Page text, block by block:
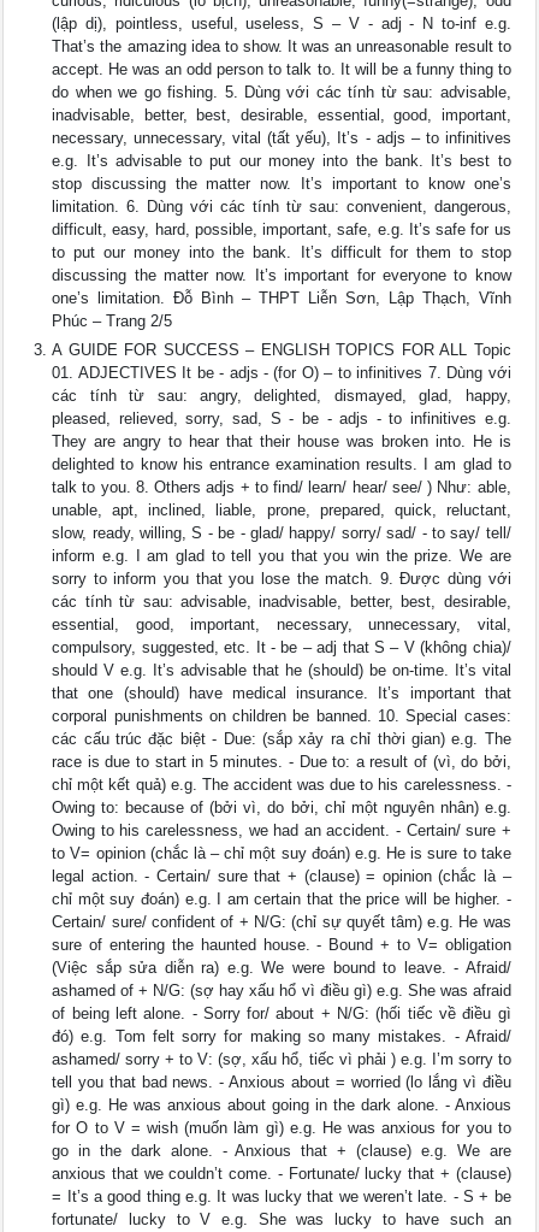
(lập dị), pointless, useful, useless, S – V - adj - N to-inf e.g.
That’s the amazing idea to show. It was an unreasonable result to
accept. He was an odd person to talk to. It will be a funny thing to
do when we go fishing. 5. Dùng với các tính từ sau: advisable,
inadvisable, better, best, desirable, essential, good, important,
necessary, unnecessary, vital (tất yếu), It’s - adjs – to infinitives
e.g. It’s advisable to put our money into the bank. It’s best to
stop discussing the matter now. It’s important to know one’s
limitation. 6. Dùng với các tính từ sau: convenient, dangerous,
difficult, easy, hard, possible, important, safe, e.g. It’s safe for us
to put our money into the bank. It’s difficult for them to stop
discussing the matter now. It’s important for everyone to know
one’s limitation. Đỗ Bình – THPT Liễn Sơn, Lập Thạch, Vĩnh
Phúc – Trang 2/5
A GUIDE FOR SUCCESS – ENGLISH TOPICS FOR ALL Topic
01. ADJECTIVES It be - adjs - (for O) – to infinitives 7. Dùng với
các tính từ sau: angry, delighted, dismayed, glad, happy,
pleased, relieved, sorry, sad, S - be - adjs - to infinitives e.g.
They are angry to hear that their house was broken into. He is
delighted to know his entrance examination results. I am glad to
talk to you. 8. Others adjs + to find/ learn/ hear/ see/ ) Như: able,
unable, apt, inclined, liable, prone, prepared, quick, reluctant,
slow, ready, willing, S - be - glad/ happy/ sorry/ sad/ - to say/ tell/
inform e.g. I am glad to tell you that you win the prize. We are
sorry to inform you that you lose the match. 9. Được dùng với
các tính từ sau: advisable, inadvisable, better, best, desirable,
essential, good, important, necessary, unnecessary, vital,
compulsory, suggested, etc. It - be – adj that S – V (không chia)/
should V e.g. It’s advisable that he (should) be on-time. It’s vital
that one (should) have medical insurance. It’s important that
corporal punishments on children be banned. 10. Special cases:
các cấu trúc đặc biệt - Due: (sắp xảy ra chỉ thời gian) e.g. The
race is due to start in 5 minutes. - Due to: a result of (vì, do bởi,
chỉ một kết quả) e.g. The accident was due to his carelessness. -
Owing to: because of (bởi vì, do bởi, chỉ một nguyên nhân) e.g.
Owing to his carelessness, we had an accident. - Certain/ sure +
to V= opinion (chắc là – chỉ một suy đoán) e.g. He is sure to take
legal action. - Certain/ sure that + (clause) = opinion (chắc là –
chỉ một suy đoán) e.g. I am certain that the price will be higher. -
Certain/ sure/ confident of + N/G: (chỉ sự quyết tâm) e.g. He was
sure of entering the haunted house. - Bound + to V= obligation
(Việc sắp sửa diễn ra) e.g. We were bound to leave. - Afraid/
ashamed of + N/G: (sợ hay xấu hổ vì điều gì) e.g. She was afraid
of being left alone. - Sorry for/ about + N/G: (hối tiếc về điều gì
đó) e.g. Tom felt sorry for making so many mistakes. - Afraid/
ashamed/ sorry + to V: (sợ, xấu hổ, tiếc vì phải ) e.g. I’m sorry to
tell you that bad news. - Anxious about = worried (lo lắng vì điều
gì) e.g. He was anxious about going in the dark alone. - Anxious
for O to V = wish (muốn làm gì) e.g. He was anxious for you to
go in the dark alone. - Anxious that + (clause) e.g. We are
anxious that we couldn’t come. - Fortunate/ lucky that + (clause)
= It’s a good thing e.g. It was lucky that we weren’t late. - S + be
fortunate/ lucky to V e.g. She was lucky to have such an